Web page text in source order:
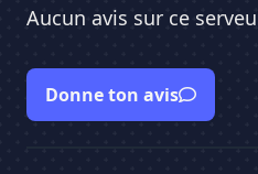
Aucun avis sur ce
Donne ton avis